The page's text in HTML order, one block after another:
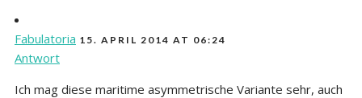
Fabulatoria 15. APRIL 2014 AT 06:24
Antwort
Ich mag diese maritime asymmetrische Variante sehr, auch